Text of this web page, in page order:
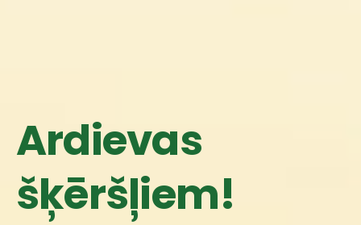
Ardievas
šķēršļiem!